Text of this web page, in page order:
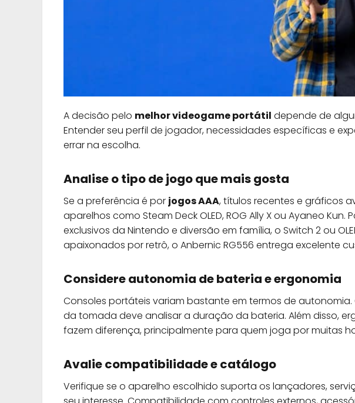
A decisão pelo melhor videogame portátil depende de
Entender seu perfil de jogador, necessidades específicas e
errar na escolha.
Analise o tipo de jogo que mais gosta
Se a preferência é por jogos AAA, títulos recentes e gráficos
aparelhos como Steam Deck OLED, ROG Ally X ou Ayaneo
exclusivos da Nintendo e diversão em família, o Switch 2 ou
apaixonados por retrô, o Anbernic RG556 entrega excelente
Considere autonomia de bateria e ergonomia
Consoles portáteis variam bastante em termos de
da tomada deve analisar a duração da bateria. Além disso,
fazem diferença, principalmente para quem joga por muitas
Avalie compatibilidade e catálogo
Verifique se o aparelho escolhido suporta os lançadores,